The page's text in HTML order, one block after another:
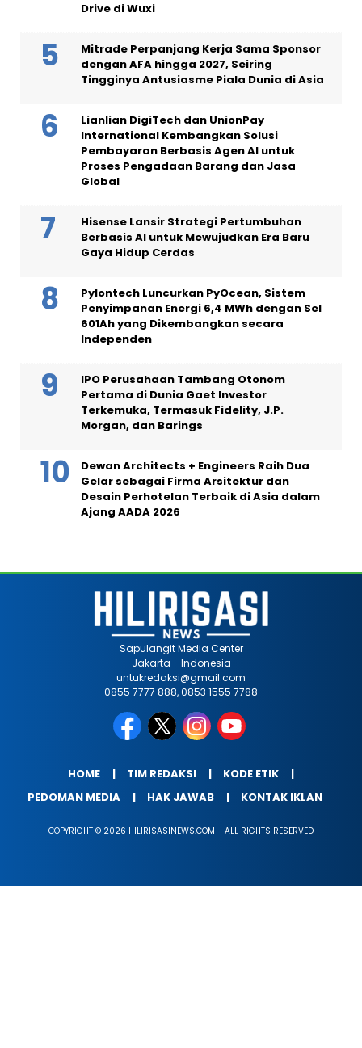
Drive di Wuxi
Mitrade Perpanjang Kerja Sama Sponsor
dengan AFA hingga 2027, Seiring
Tingginya Antusiasme Piala Dunia di Asia
Lianlian DigiTech dan UnionPay
International Kembangkan Solusi
Pembayaran Berbasis Agen AI untuk
Proses Pengadaan Barang dan Jasa
Global
Hisense Lansir Strategi Pertumbuhan
Berbasis AI untuk Mewujudkan Era Baru
Gaya Hidup Cerdas
Pylontech Luncurkan PyOcean, Sistem
Penyimpanan Energi 6,4 MWh dengan Sel
601Ah yang Dikembangkan secara
Independen
IPO Perusahaan Tambang Otonom
Pertama di Dunia Gaet Investor
Terkemuka, Termasuk Fidelity, J.P.
Morgan, dan Barings
Dewan Architects + Engineers Raih Dua
Gelar sebagai Firma Arsitektur dan
Desain Perhotelan Terbaik di Asia dalam
Ajang AADA 2026
Sapulangit Media Center
Jakarta - Indonesia
untukredaksi@gmail.com
0855 7777 888, 0853 1555 7788
HOME TIM REDAKSI
KODE ETIK
PEDOMAN MEDIA
HAK JAWAB KONTAK IKLAN
COPYRIGHT © 2026 HILIRISASINEWS.COM - ALL RIGHTS RESERVED